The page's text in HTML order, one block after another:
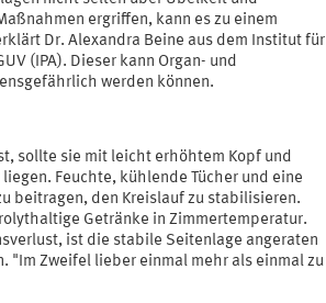
ergriffen, kann es zu einem
Dr. Alexandra Beine aus dem Institut für
(IPA). Dieser kann Organ- und
werden können.
sollte sie mit leicht erhöhtem Kopf und
Feuchte, kühlende Tücher und eine
beitragen, den Kreislauf zu stabilisieren.
Getränke in Zimmertemperatur.
ist die stabile Seitenlage angeraten
"Im Zweifel lieber einmal mehr als einmal zu